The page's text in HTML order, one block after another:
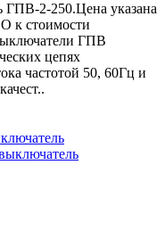
ГПВ-2-250.Цена указана
к стоимости
ГПВ
цепях
частотой 50, 60Гц и